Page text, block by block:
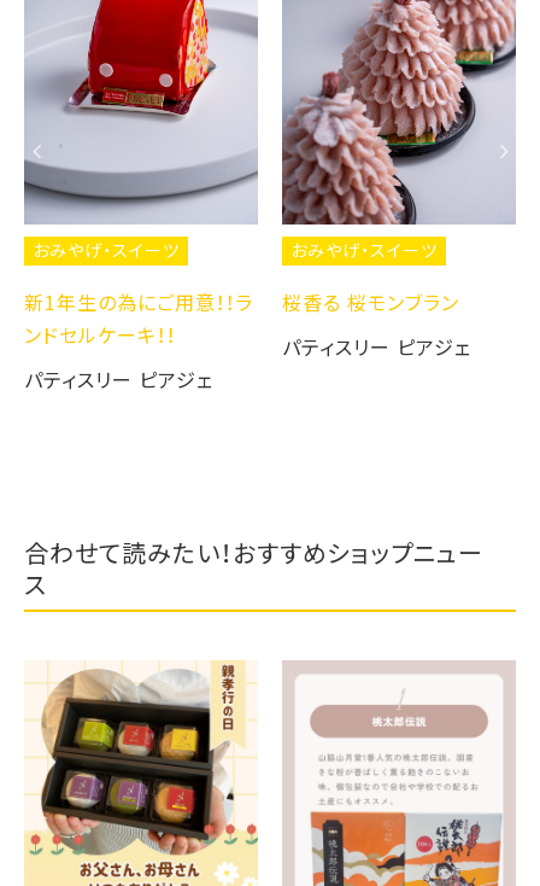
おみやげ・スイーツ
新1年生の為にご用意！！ラ
ンドセルケーキ！！
パティスリー ピアジェ
おみやげ・スイーツ
桜香る 桜モンブラン
パティスリー ピアジェ
合わせて読みたい！おすすめショップニュー
ス